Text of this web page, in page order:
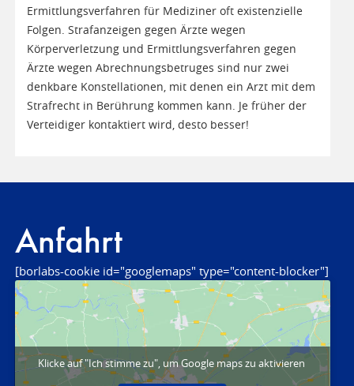
Ermittlungsverfahren für Mediziner oft existenzielle
Folgen. Strafanzeigen gegen Ärzte wegen
Körperverletzung und Ermittlungsverfahren gegen
Ärzte wegen Abrechnungsbetruges sind nur zwei
denkbare Konstellationen, mit denen ein Arzt mit dem
Strafrecht in Berührung kommen kann. Je früher der
Verteidiger kontaktiert wird, desto besser!
Anfahrt
[borlabs-cookie id="googlemaps" type="content-blocker"]
Klicke auf "Ich stimme zu", um Google maps zu aktivieren